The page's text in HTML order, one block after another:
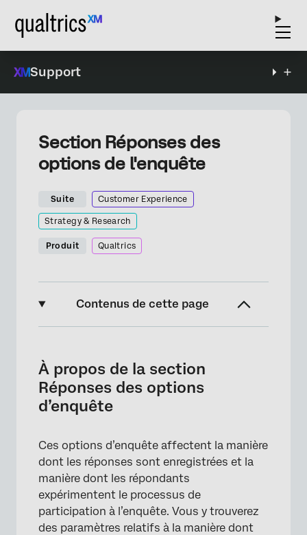
Support
Section Réponses des
options de l'enquête
Suite Customer Experience
Strategy & Research
Produit Qualtrics
Contenus de cette page
Bouton « Retour »
Permettre aux répondants de terminer plus
Messages d’erreur personnalisés
Réponses incomplètes à l’enquête
Fermeture automatique de l’Enquête
Disponibilité de l’enquête
À propos de la section
Réponses des options
d’enquête
Ces options d’enquête affectent la manière
dont les réponses sont enregistrées et la
manière dont les répondants
expérimentent le processus de
participation à l’enquête. Vous y trouverez
des paramètres relatifs à la manière dont